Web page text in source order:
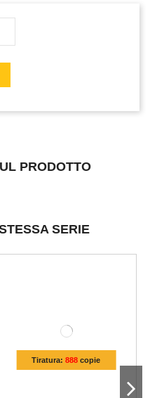
PRODOTTO
SERIE
Tiratura:888 copie